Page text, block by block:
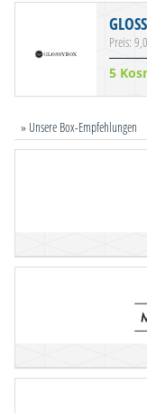
Preis:
5
» Unsere Box-Empfehlungen